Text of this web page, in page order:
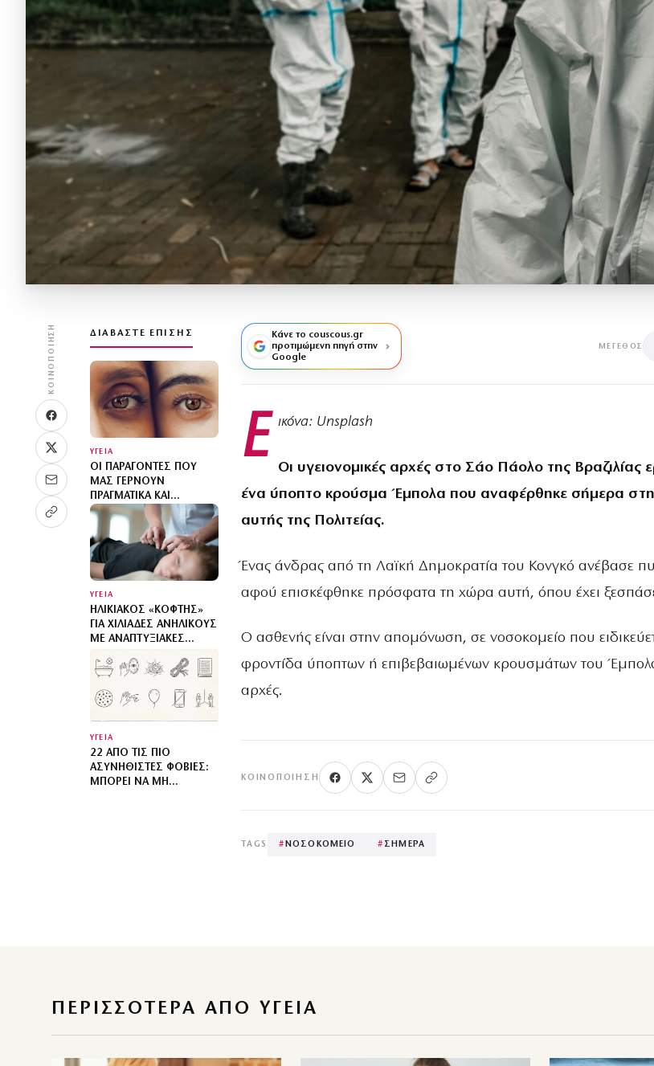
ΚΟΙΝΟΠΟΊΗΣΗ ΔΙΑΒΆΣΤΕ ΕΠΊΣΗΣ
ΥΓΕΙΑ
ΟΙ ΠΑΡΆΓΟΝΤΕΣ ΠΟΥ
ΜΑΣ ΓΕΡΝΟΎΝ
ΠΡΑΓΜΑΤΙΚΆ ΚΑΙ
ΜΆΛΛΟΝ ΔΕΝ ΕΊΝΑΙ
ΑΥΤΟΊ ΠΟΥ ΝΟΜΊΖΕΤΕ
ΥΓΕΙΑ
ΗΛΙΚΙΑΚΌΣ «ΚΌΦΤΗΣ»
ΓΙΑ ΧΙΛΙΆΔΕΣ ΑΝΉΛΙΚΟΥΣ
ΜΕ ΑΝΑΠΤΥΞΙΑΚΈΣ
ΕΝΌΣ ΚΑΤΏΤΕΡΟΥ ΘΕΟΎ
ΥΓΕΙΑ
22 ΑΠΌ ΤΙΣ ΠΙΟ
ΑΣΥΝΉΘΙΣΤΕΣ ΦΟΒΊΕΣ:
ΜΠΟΡΕΊ ΝΑ ΜΗ
Κάνε το couscous.gr
προτιμώμενη πηγή στην
Google
ΜΈΓΕΘΟΣ
Ε ικόνα: Unsplash
Οι υγειονομικές αρχές στο Σάο Πάολο της Βραζιλίας
ένα ύποπτο κρούσμα Έμπολα που αναφέρθηκε σήμερα
αυτής της Πολιτείας.
Ένας άνδρας από τη Λαϊκή Δημοκρατία του Κονγκό ανέβασε
αφού επισκέφθηκε πρόσφατα τη χώρα αυτή, όπου έχει
Ο ασθενής είναι στην απομόνωση, σε νοσοκομείο που
φροντίδα ύποπτων ή επιβεβαιωμένων κρουσμάτων του
αρχές.
ΚΟΙΝΟΠΟΊΗΣΗ
TAGS #ΝΟΣΟΚΟΜΕΙΟ # ΣΗΜΕΡΑ
ΠΕΡΙΣΣΌΤΕΡΑ ΑΠΌ ΥΓΕΙΑ